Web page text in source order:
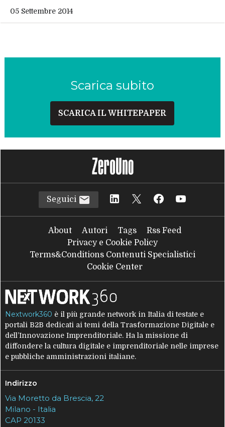
05 Settembre 2014
Scarica subito
SCARICA IL WHITEPAPER
Seguici
About Autori Tags
Rss Feed
Privacy e Cookie Policy
Terms&Conditions Contenuti Specialistici
Cookie Center
Nextwork360 è il più grande network in Italia di testate e
portali B2B dedicati ai temi della Trasformazione Digitale e
dell’Innovazione Imprenditoriale. Ha la missione di
diffondere la cultura digitale e imprenditoriale nelle imprese
e pubbliche amministrazioni italiane.
Indirizzo
Via Moretto da Brescia, 22
Milano - Italia
CAP 20133